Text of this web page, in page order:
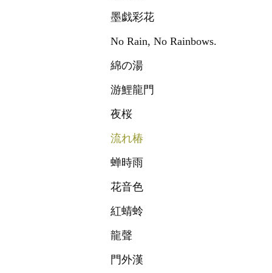
墨戯彩花
No Rain, No Rainbows.
綿の湯
游鯉龍門
夜桜
流れ椿
蝉時雨
花音色
紅蜻蛉
龍聲
門外漢